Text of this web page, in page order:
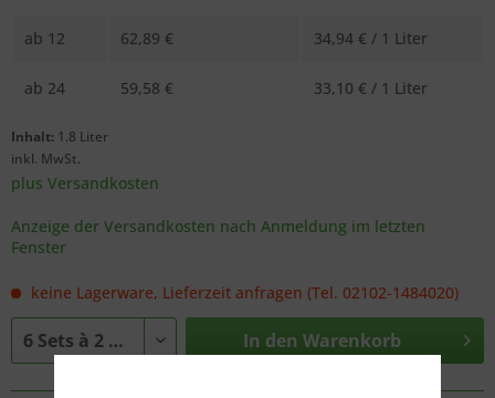
ab 12 62,89 € 34,94 € / 1 Liter
ab 24 59,58 € 33,10 € / 1 Liter
Inhalt: 1.8 Liter
inkl. MwSt.
plus Versandkosten
Anzeige der Versandkosten nach Anmeldung im letzten
Fenster
keine Lagerware, Lieferzeit anfragen (Tel. 02102-1484020)
In den Warenkorb